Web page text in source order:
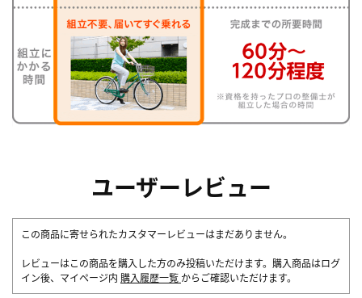
ユーザーレビュー
この商品に寄せられたカスタマーレビューはまだありません。
レビューはこの商品を購入した方のみ投稿いただけます。購入商品はログ
イン後、マイページ内 購入履歴一覧 からご確認いただけます。